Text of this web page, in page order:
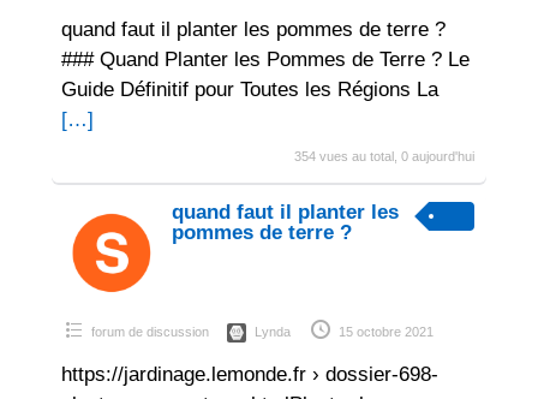
quand faut il planter les pommes de terre ?
### Quand Planter les Pommes de Terre ? Le
Guide Définitif pour Toutes les Régions La
[…]
354 vues au total, 0 aujourd'hui
quand faut il planter les
pommes de terre ?
forum de discussion Lynda 15 octobre 2021
https://jardinage.lemonde.fr › dossier-698-